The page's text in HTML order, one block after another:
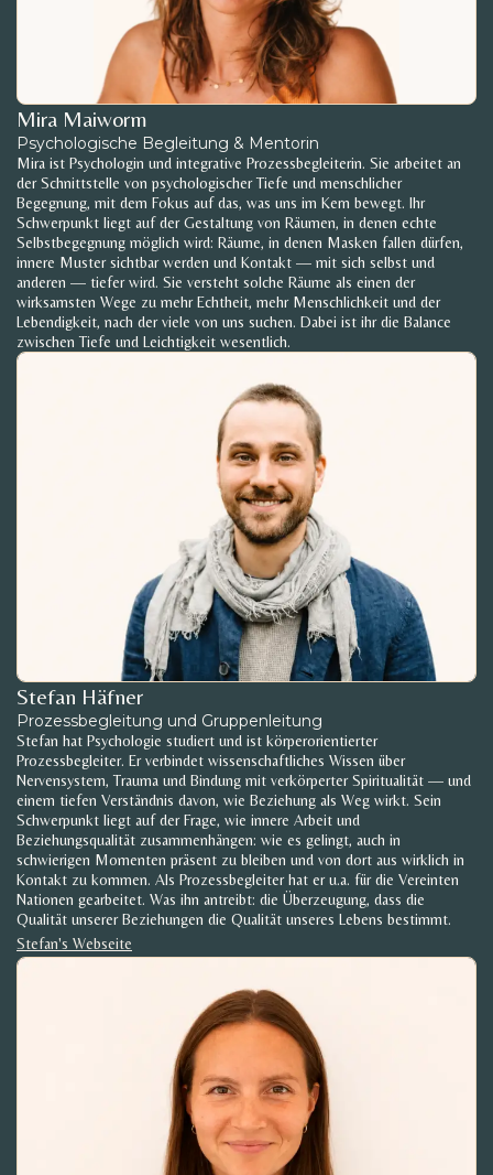
Mira Maiworm
Psychologische Begleitung & Mentorin
Mira ist Psychologin und integrative Prozessbegleiterin. Sie arbeitet an
der Schnittstelle von psychologischer Tiefe und menschlicher
Begegnung, mit dem Fokus auf das, was uns im Kern bewegt. Ihr
Schwerpunkt liegt auf der Gestaltung von Räumen, in denen echte
Selbstbegegnung möglich wird: Räume, in denen Masken fallen dürfen,
innere Muster sichtbar werden und Kontakt — mit sich selbst und
anderen — tiefer wird. Sie versteht solche Räume als einen der
wirksamsten Wege zu mehr Echtheit, mehr Menschlichkeit und der
Lebendigkeit, nach der viele von uns suchen. Dabei ist ihr die Balance
zwischen Tiefe und Leichtigkeit wesentlich.
Stefan Häfner
Prozessbegleitung und Gruppenleitung
Stefan hat Psychologie studiert und ist körperorientierter
Prozessbegleiter. Er verbindet wissenschaftliches Wissen über
Nervensystem, Trauma und Bindung mit verkörperter Spiritualität — und
einem tiefen Verständnis davon, wie Beziehung als Weg wirkt. Sein
Schwerpunkt liegt auf der Frage, wie innere Arbeit und
Beziehungsqualität zusammenhängen: wie es gelingt, auch in
schwierigen Momenten präsent zu bleiben und von dort aus wirklich in
Kontakt zu kommen. Als Prozessbegleiter hat er u.a. für die Vereinten
Nationen gearbeitet. Was ihn antreibt: die Überzeugung, dass die
Qualität unserer Beziehungen die Qualität unseres Lebens bestimmt.
Stefan's Webseite